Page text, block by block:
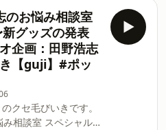
人島に持っていくな
（フェラン
ローファー ISEOイ
ル）
guji-
15061600035・田野
ていたであろう
AYAQ（アヤック）ウ
レイヤーポリエステ
のお悩み相談室
グッズの発表
企画：田野浩志
【guji】#ポッ
クセ毛びいきです。
相談室 スペシャル！